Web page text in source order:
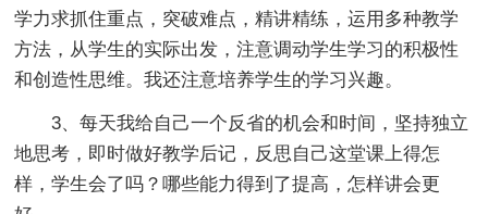
学力求抓住重点，突破难点，精讲精练，运用多种教学
方法，从学生的实际出发，注意调动学生学习的积极性
和创造性思维。我还注意培养学生的学习兴趣。
3、每天我给自己一个反省的机会和时间，坚持独立
地思考，即时做好教学后记，反思自己这堂课上得怎
样，学生会了吗？哪些能力得到了提高，怎样讲会更